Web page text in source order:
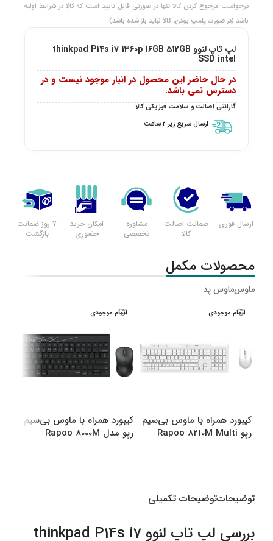
درخواست مرجوع کردن کالا تنها در صورتی قابل تایید است که کالا در شرایط اولیه
باشد (در صورت پلمپ بودن، کالا نباید باز شده باشد).
لپ تاپ لنوو thinkpad P14s i7 1360p 16GB 512GB
SSD intel
در حال حاضر این محصول در انبار موجود نیست و در
دسترس نمی باشد.
گارانتی اصالت و سلامت فیزیکی کالا
ارسال سریع زیر 2 ساعت
ارسال فوری
ضمانت اصالت
کالا
مشاوره
تخصصی
امکان خرید
حضوری
7 روز ضمانت
بازگشت
محصولات مکمل
ماوسماوس پد
اتمام موجودی
کیبورد همراه با ماوس بی‌سیم
رپو Rapoo 8210M Multi
اتمام موجودی
کیبورد همراه با ماوس بی‌سیم
رپو مدل Rapoo 8000M
توضیحاتتوضیحات تکمیلی
بررسی لپ تاپ لنوو thinkpad P14s i7